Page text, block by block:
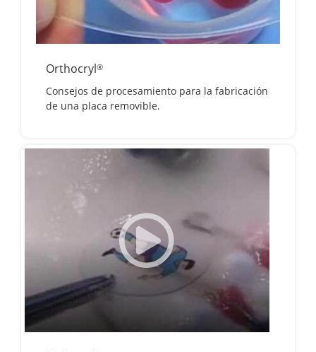
Orthocryl®
Consejos de procesamiento para la fabricación
de una placa removible.